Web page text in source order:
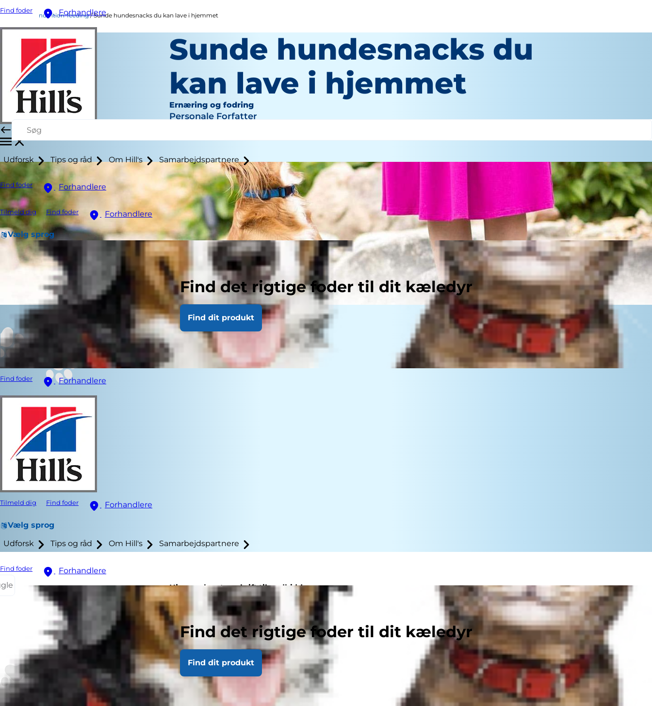
Find foder Forhandlere
Udforsk Tips og råd Om Hill's Samarbejdspartnere
Find foder Forhandlere
Tilmeld dig Find foder Forhandlere
Vælg sprog
Find det rigtige foder til dit kæledyr
Find dit produkt
Find foder Forhandlere
Tilmeld dig Find foder Forhandlere
Vælg sprog
Udforsk Tips og råd Om Hill's Samarbejdspartnere
Find foder
Forhandlere
Find det rigtige foder til dit kæledyr
Find dit produkt
nutrition-feeding Sunde hundesnacks du kan lave i hjemmet
Sunde hundesnacks du
kan lave i hjemmet
Ernæring og fodring
Personale Forfatter
Hjemmelavet opskrift til godbidder